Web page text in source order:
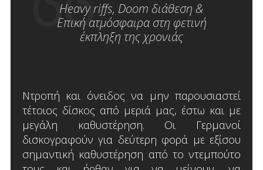
Heavy riffs, Doom διάθεση &
Επική ατμόσφαιρα στη φετινή
έκπληξη της χρονιάς
Ντροπή και όνειδος να μην παρουσιαστεί
τέτοιος δίσκος από μεριά μας, έστω και με
μεγάλη καθυστέρηση. Οι Γερμανοί
δισκογραφούν για δεύτερη φορά με εξίσου
σημαντική καθυστέρηση από το ντεμπούτο